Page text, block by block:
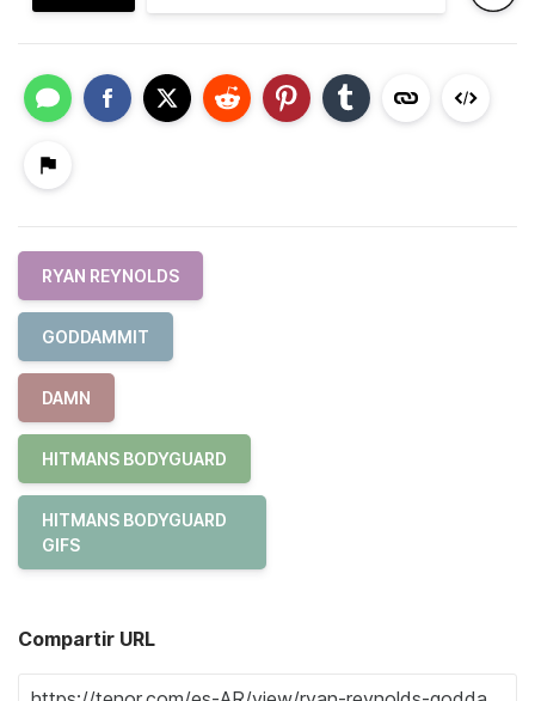
RYAN REYNOLDS
GODDAMMIT
DAMN
HITMANS BODYGUARD
HITMANS BODYGUARD
GIFS
Compartir URL